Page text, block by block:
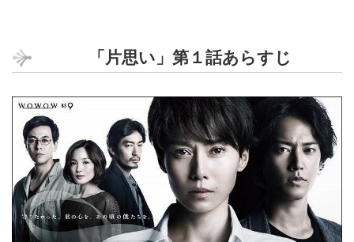
「片思い」第１話あらすじ